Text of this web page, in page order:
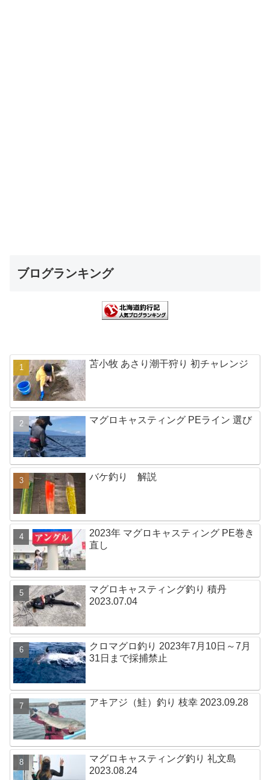
ブログランキング
苫小牧 あさり潮干狩り 初チャレンジ
マグロキャスティング PEライン 選び
バケ釣り 解説
2023年 マグロキャスティング PE巻き
直し
マグロキャスティング釣り 積丹
2023.07.04
クロマグロ釣り 2023年7月10日～7月
31日まで採捕禁止
アキアジ（鮭）釣り 枝幸 2023.09.28
マグロキャスティング釣り 礼文島
2023.08.24